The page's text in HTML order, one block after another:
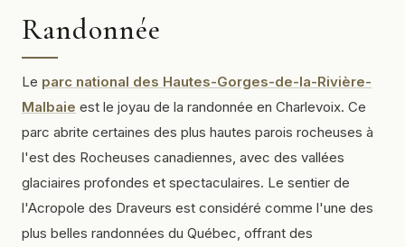
Randonnée
Le parc national des Hautes-Gorges-de-la-Rivière-
Malbaie est le joyau de la randonnée en Charlevoix. Ce
parc abrite certaines des plus hautes parois rocheuses à
l'est des Rocheuses canadiennes, avec des vallées
glaciaires profondes et spectaculaires. Le sentier de
l'Acropole des Draveurs est considéré comme l'une des
plus belles randonnées du Québec, offrant des